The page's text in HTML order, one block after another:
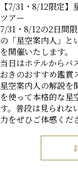
【7/31・8/12限定
ツアー
7/31・8/12の2日間
の「星空案内人」と
を開催いたします。
当日はホテルからバ
おきのおすすめ鑑賞
星空案内人の解説を
を使って本格的な星
す。普段は見られな
力をぜひご体感くだ